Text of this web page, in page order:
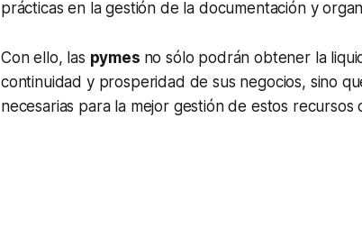
prácticas en la gestión de la documentación y
Con ello, las pymes no sólo podrán obtener la
continuidad y prosperidad de sus negocios, sino
necesarias para la mejor gestión de estos